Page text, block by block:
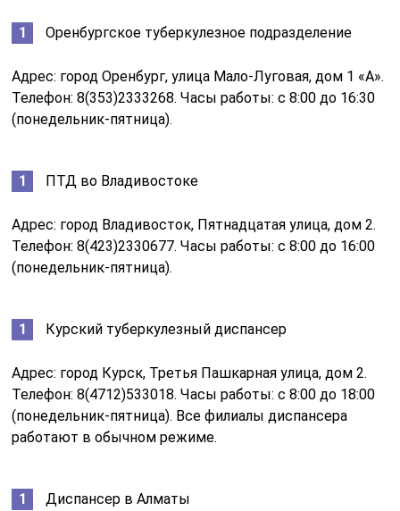
Оренбургское туберкулезное подразделение
Адрес: город Оренбург, улица Мало-Луговая, дом 1 «А».
Телефон: 8(353)2333268. Часы работы: с 8:00 до 16:30
(понедельник-пятница).
ПТД во Владивостоке
Адрес: город Владивосток, Пятнадцатая улица, дом 2.
Телефон: 8(423)2330677. Часы работы: с 8:00 до 16:00
(понедельник-пятница).
Курский туберкулезный диспансер
Адрес: город Курск, Третья Пашкарная улица, дом 2.
Телефон: 8(4712)533018. Часы работы: с 8:00 до 18:00
(понедельник-пятница). Все филиалы диспансера
работают в обычном режиме.
Диспансер в Алматы